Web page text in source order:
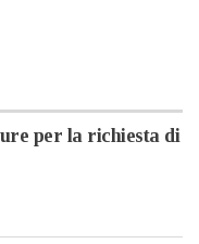
per la richiesta di